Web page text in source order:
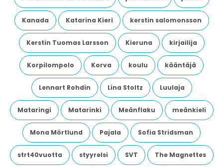
Kanada Katarina Kieri kerstin salomonsson
Kerstin Tuomas Larsson Kieruna kirjailija
Korpilompolo Korva koulu kääntäjä
Lennart Rohdin Lina Stoltz Luulaja
Mataringi Matarinki Meänflaku meänkieli
Mona Mörtlund Pajala Sofia Stridsman
strt40vuotta styyrelsi SVT The Magnettes